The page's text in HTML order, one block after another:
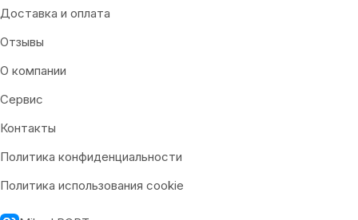
Доставка и оплата
Отзывы
О компании
Сервис
Контакты
Политика конфиденциальности
Политика использования cookie